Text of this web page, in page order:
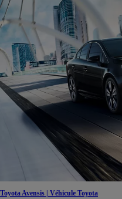
Toyota Avensis | Véhicule Toyota